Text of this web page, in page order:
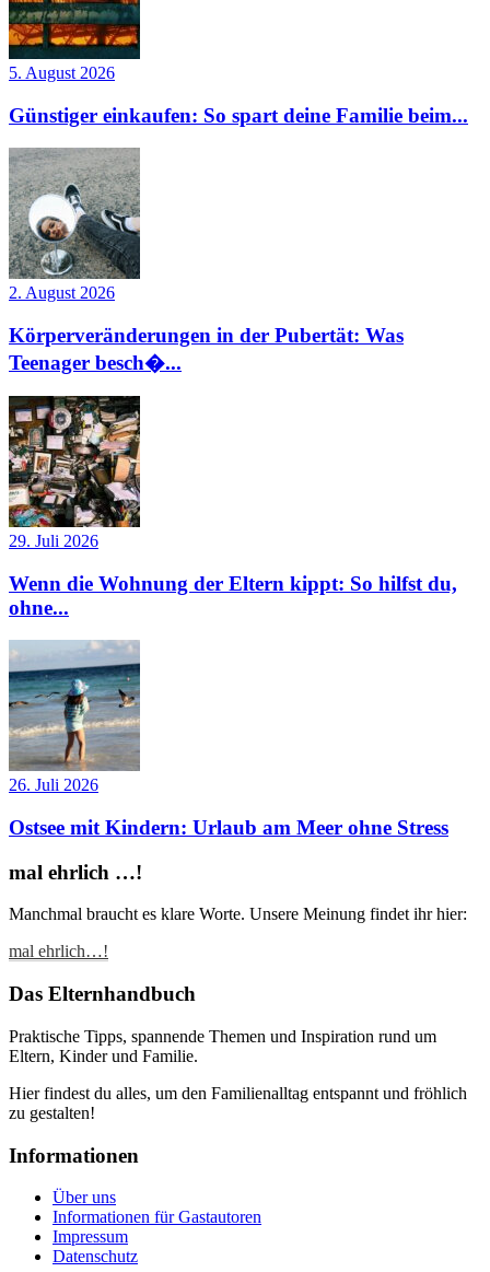
5. August 2026
Günstiger einkaufen: So spart deine Familie beim...
2. August 2026
Körperveränderungen in der Pubertät: Was
Teenager besch�...
29. Juli 2026
Wenn die Wohnung der Eltern kippt: So hilfst du,
ohne...
26. Juli 2026
Ostsee mit Kindern: Urlaub am Meer ohne Stress
mal ehrlich …!
Manchmal braucht es klare Worte. Unsere Meinung findet ihr hier:
mal ehrlich…!
Das Elternhandbuch
Praktische Tipps, spannende Themen und Inspiration rund um
Eltern, Kinder und Familie.
Hier findest du alles, um den Familienalltag entspannt und fröhlich
zu gestalten!
Informationen
Über uns
Informationen für Gastautoren
Impressum
Datenschutz